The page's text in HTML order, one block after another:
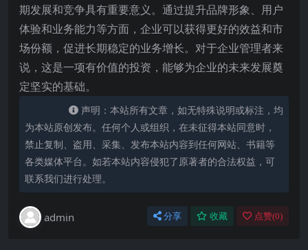
期发展和竞争具有重要意义。通过提升品牌形象、用户
体验和业务能力等方面，企业可以获得更好的效益和市
场份额，促进长期稳定的业务增长。对于企业管理者来
说，这是一项有价值的投资，能够为企业的未来发展奠
定坚实的基础。
声明：本站所有文章，如无特殊说明或标注，均
为本站原创发布。任何个人或组织，在未征得本站同意时，
禁止复制、盗用、采集、发布本站内容到任何网站、书籍等
各类媒体平台。如若本站内容侵犯了原著者的合法权益，可
联系我们进行处理。
admin 分享 收藏 点赞(0)